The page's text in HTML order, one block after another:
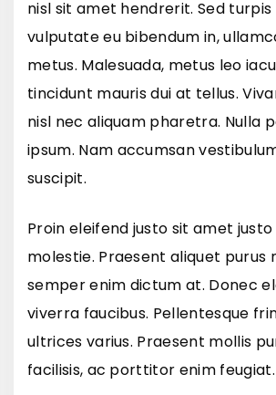
nisl sit amet hendrerit. Sed turpis
vulputate eu bibendum in,
metus. Malesuada, metus leo
tincidunt mauris dui at tellus.
nisl nec aliquam pharetra. Nulla
ipsum. Nam accumsan
suscipit.
Proin eleifend justo sit amet
molestie. Praesent aliquet purus
semper enim dictum at. Donec
viverra faucibus. Pellentesque
ultrices varius. Praesent mollis
facilisis, ac porttitor enim feugiat.